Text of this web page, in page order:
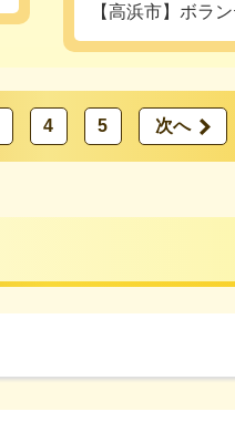
【高浜市】ボラ
4 5 次へ